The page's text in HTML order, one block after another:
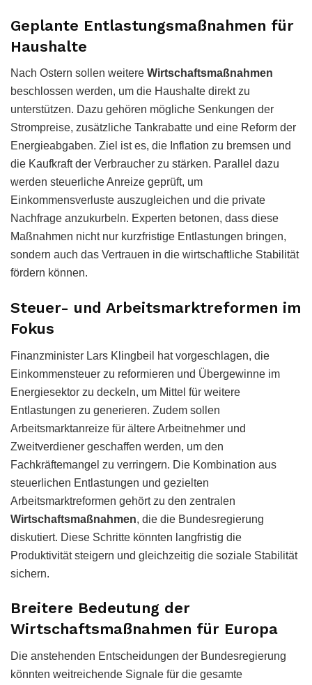
Geplante Entlastungsmaßnahmen für
Haushalte
Nach Ostern sollen weitere Wirtschaftsmaßnahmen
beschlossen werden, um die Haushalte direkt zu
unterstützen. Dazu gehören mögliche Senkungen der
Strompreise, zusätzliche Tankrabatte und eine Reform der
Energieabgaben. Ziel ist es, die Inflation zu bremsen und
die Kaufkraft der Verbraucher zu stärken. Parallel dazu
werden steuerliche Anreize geprüft, um
Einkommensverluste auszugleichen und die private
Nachfrage anzukurbeln. Experten betonen, dass diese
Maßnahmen nicht nur kurzfristige Entlastungen bringen,
sondern auch das Vertrauen in die wirtschaftliche Stabilität
fördern können.
Steuer- und Arbeitsmarktreformen im
Fokus
Finanzminister Lars Klingbeil hat vorgeschlagen, die
Einkommensteuer zu reformieren und Übergewinne im
Energiesektor zu deckeln, um Mittel für weitere
Entlastungen zu generieren. Zudem sollen
Arbeitsmarktanreize für ältere Arbeitnehmer und
Zweitverdiener geschaffen werden, um den
Fachkräftemangel zu verringern. Die Kombination aus
steuerlichen Entlastungen und gezielten
Arbeitsmarktreformen gehört zu den zentralen
Wirtschaftsmaßnahmen, die die Bundesregierung
diskutiert. Diese Schritte könnten langfristig die
Produktivität steigern und gleichzeitig die soziale Stabilität
sichern.
Breitere Bedeutung der
Wirtschaftsmaßnahmen für Europa
Die anstehenden Entscheidungen der Bundesregierung
könnten weitreichende Signale für die gesamte